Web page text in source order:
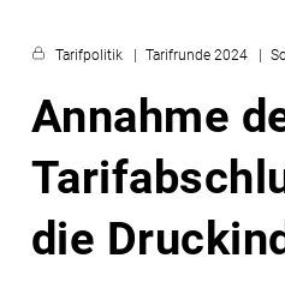
Tarifpolitik Tarifrunde 2024
Annahme
die